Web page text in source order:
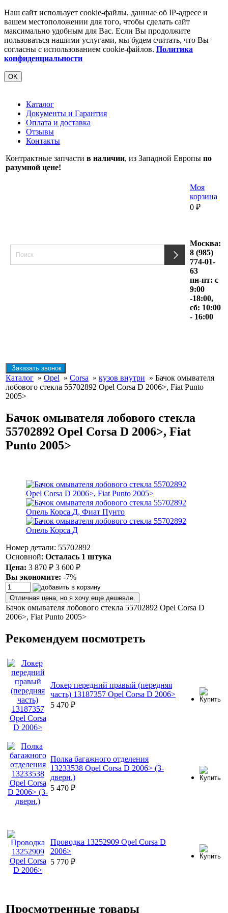
Наш сайт использует cookie-файлы, данные об IP-адресе и
вашем местоположении для того, чтобы сделать сайт
максимально удобным для Вас. Если Вы продолжите
пользоваться нашими услугами, мы будем считать, что Вы
согласны с использованием cookie-файлов. Политика
конфиденциальности
OK
Каталог
Документы и Гарантия
Оплата и доставка
Отзывы
Контакты
Контрактные запчасти в наличии, из Западной Европы по
разумной цене!
Моя
корзина
0 ₽
Москва:
8 (985)
774-01-
63
пн-пт: с
9:00
-18:00,
сб: 10:00
- 16:00
Заказать звонок
Каталог » Opel » Corsa » кузов внутри » Бачок омывателя
лобового стекла 55702892 Opel Corsa D 2006>, Fiat Punto
2005>
Бачок омывателя лобового стекла
55702892 Opel Corsa D 2006>, Fiat
Punto 2005>
Номер детали: 55702892
Основной: Осталась 1 штука
Цена: 3 870 ₽ 3 600 ₽
Вы экономите: -7%
Отличная цена, но я хочу еще дешевле.
Бачок омывателя лобового стекла 55702892 Opel Corsa D
2006>, Fiat Punto 2005>
Рекомендуем посмотреть
Локер передний правый (передняя
часть) 13187357 Opel Corsa D 2006>
5 470 ₽
Полка багажного отделения
13233538 Opel Corsa D 2006> (3-
дверн.)
5 470 ₽
Проводка 13252909 Opel Corsa D
2006>
5 770 ₽
Просмотренные товары